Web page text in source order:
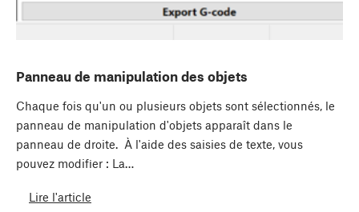
Panneau de manipulation des objets
Chaque fois qu'un ou plusieurs objets sont sélectionnés, le
panneau de manipulation d'objets apparaît dans le
panneau de droite. À l'aide des saisies de texte, vous
pouvez modifier : La…
Lire l'article